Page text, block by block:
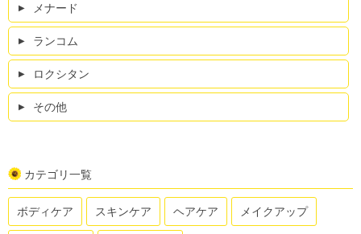
メナード
ランコム
ロクシタン
その他
カテゴリ一覧
ボディケア スキンケア ヘアケア メイクアップ